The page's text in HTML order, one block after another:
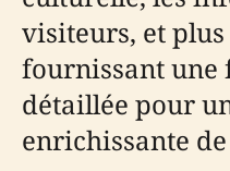
visiteurs, et plus
fournissant une
détaillée pour
enrichissante